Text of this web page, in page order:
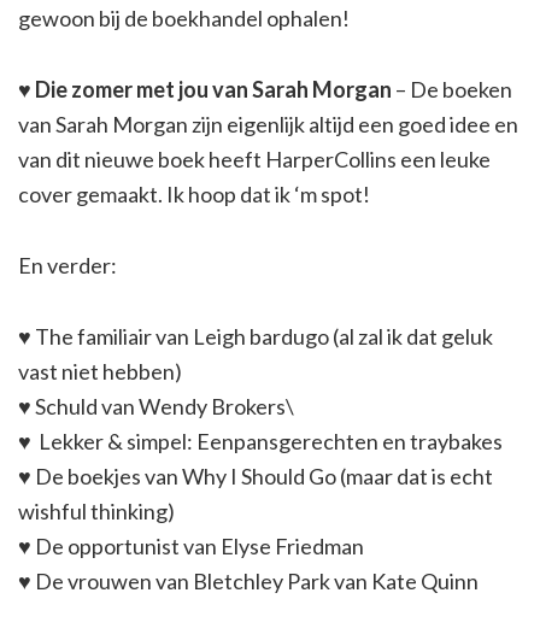
gewoon bij de boekhandel ophalen!
♥ Die zomer met jou van Sarah Morgan – De boeken
van Sarah Morgan zijn eigenlijk altijd een goed idee en
van dit nieuwe boek heeft HarperCollins een leuke
cover gemaakt. Ik hoop dat ik ‘m spot!
En verder:
♥ The familiair van Leigh bardugo (al zal ik dat geluk
vast niet hebben)
♥Schuld van Wendy Brokers\
♥ Lekker & simpel: Eenpansgerechten en traybakes
♥ De boekjes van Why I Should Go (maar dat is echt
wishful thinking)
♥ De opportunist van Elyse Friedman
♥ De vrouwen van Bletchley Park van Kate Quinn